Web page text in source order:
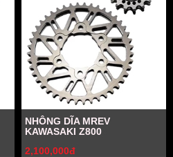
NHÔNG DĨA MREV
KAWASAKI Z800
2,100,000đ